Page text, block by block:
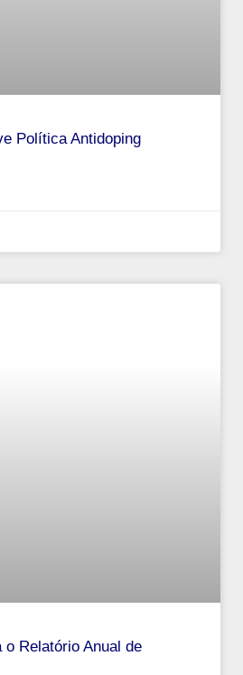
Política Antidoping
o Relatório Anual de